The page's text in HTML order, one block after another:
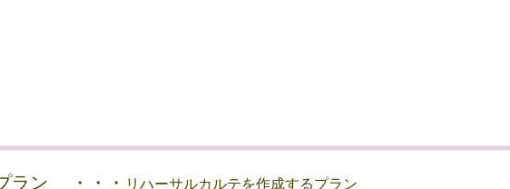
ラン ・・・ リハーサルカルテを作成するプラン